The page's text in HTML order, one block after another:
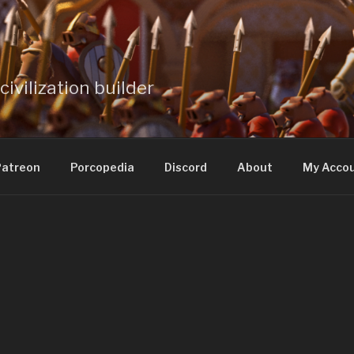
builder
Porcopedia Discord About My